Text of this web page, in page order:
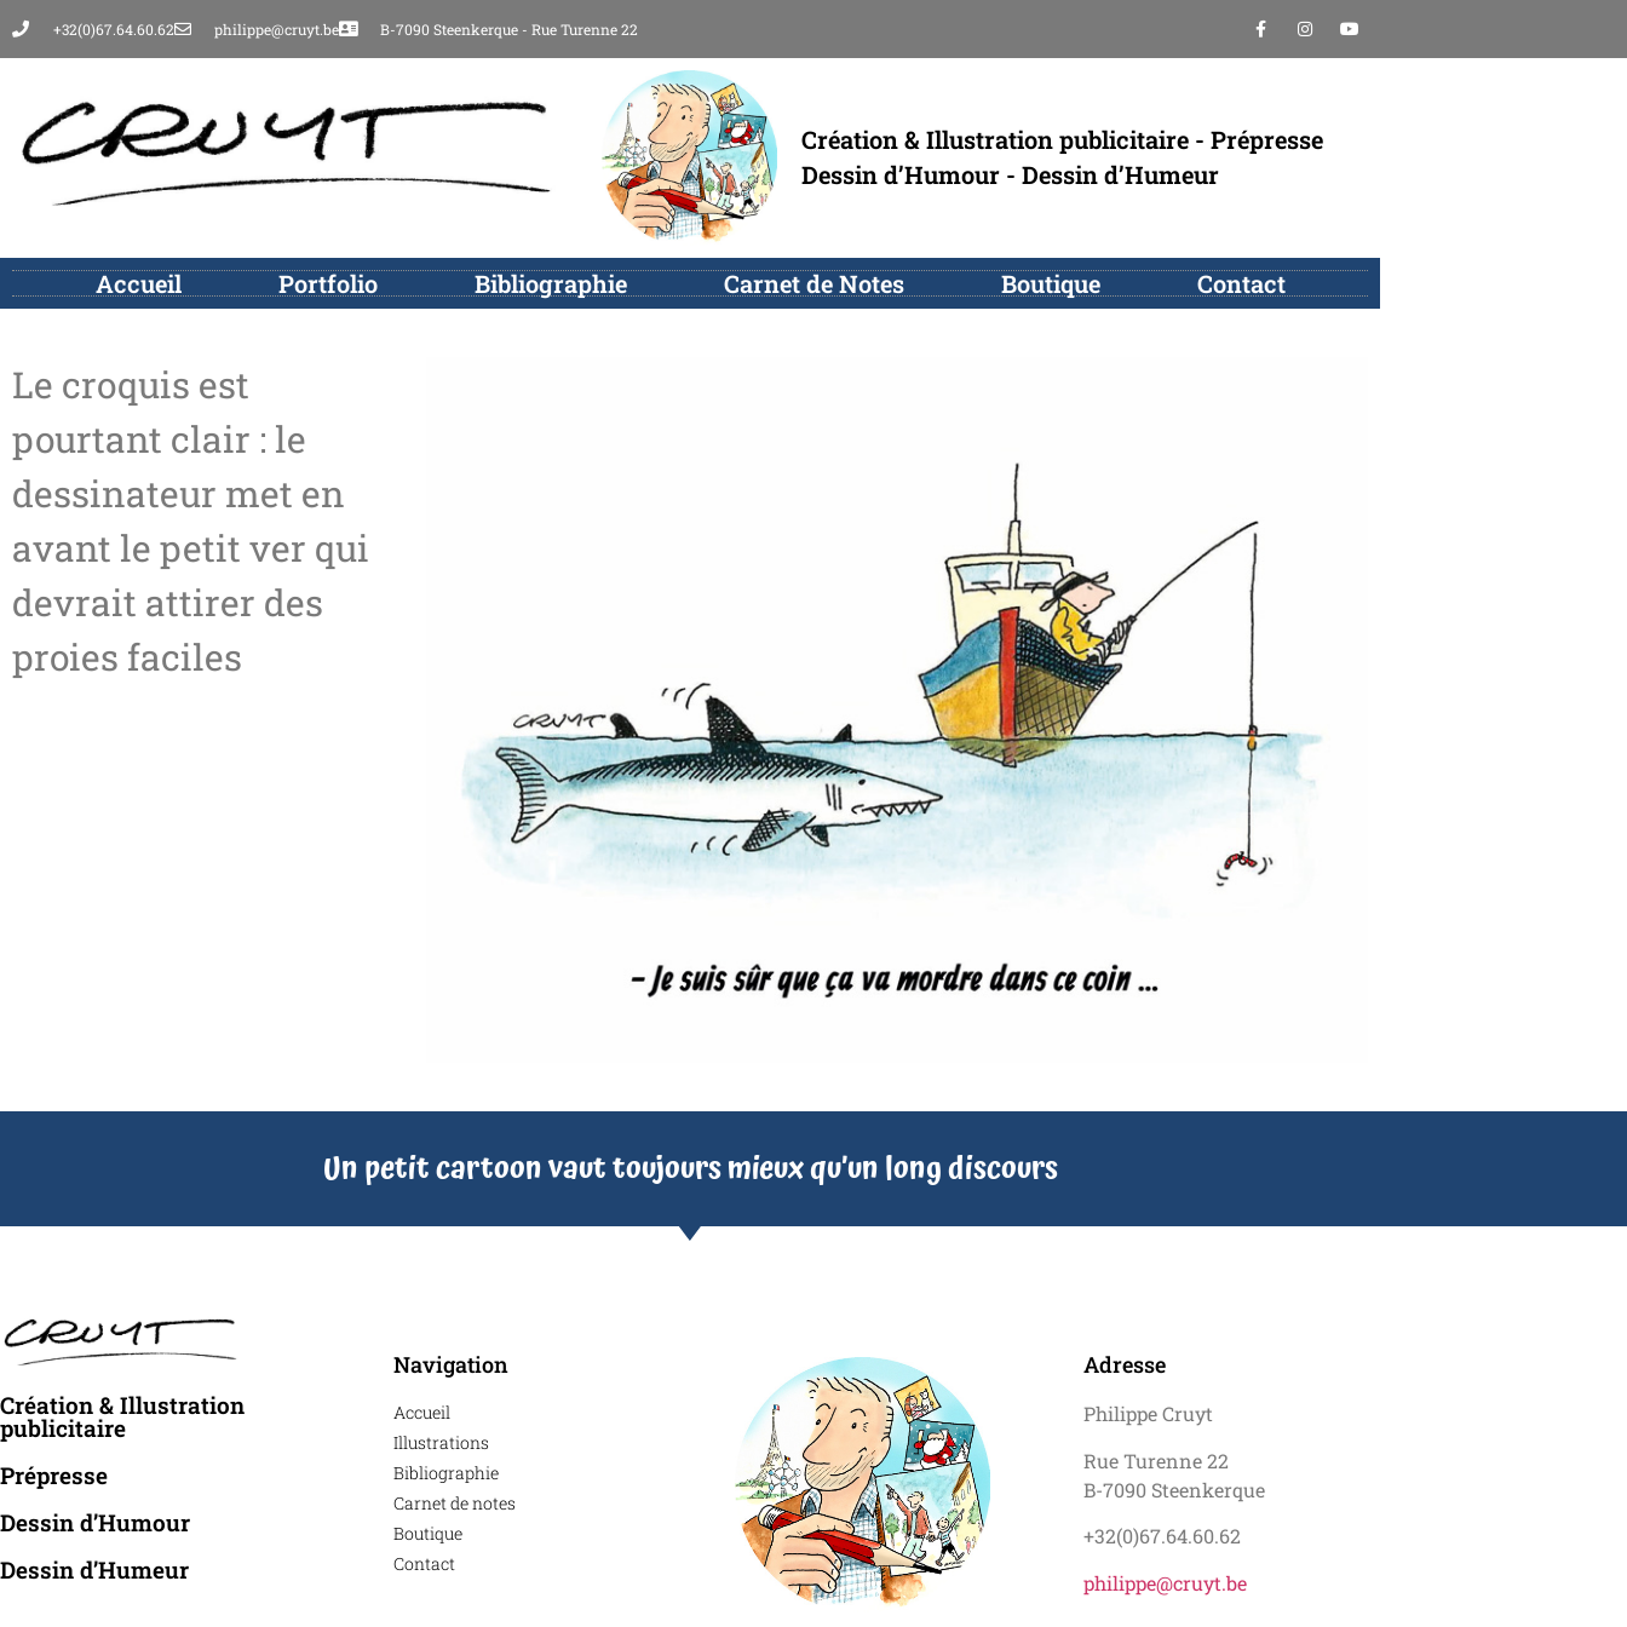
+32(0)67.64.60.62 philippe@cruyt.be B-7090 Steenkerque - Rue Turenne 22
Création & Illustration publicitaire - Prépresse
Dessin d’Humour - Dessin d’Humeur
Accueil Portfolio Bibliographie Carnet de Notes Boutique Contact
Le croquis est
pourtant clair : le
dessinateur met en
avant le petit ver qui
devrait attirer des
proies faciles
Un petit cartoon vaut toujours mieux qu’un long discours
Création & Illustration
publicitaire
Prépresse
Dessin d’Humour
Dessin d’Humeur
Navigation
Accueil
Illustrations
Bibliographie
Carnet de notes
Boutique
Contact
Adresse
Philippe Cruyt
Rue Turenne 22
B-7090 Steenkerque
+32(0)67.64.60.62
philippe@cruyt.be